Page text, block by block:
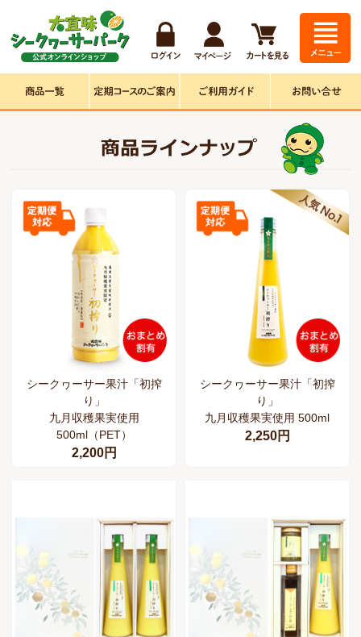
シークヮーサー果汁「初搾
り」
九月収穫果実使用
500ml（PET）
2,200円
シークヮーサー果汁「初搾
り」
九月収穫果実使用 500ml
2,250円